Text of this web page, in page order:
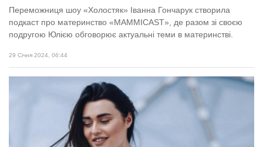
Афіша
ZONE 18+
Політика конфіденційності
Переможниця шоу «Холостяк» Іванна Гончарук створила
подкаст про материнство «MAMMICAST», де разом зі своєю
подругою Юлією обговорює актуальні теми в материнстві.
29 Січня 2024, 06:44